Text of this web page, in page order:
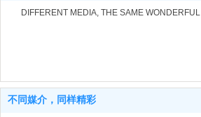
DIFFERENT MEDIA, THE SAME WONDERFUL
不同媒介，同样精彩